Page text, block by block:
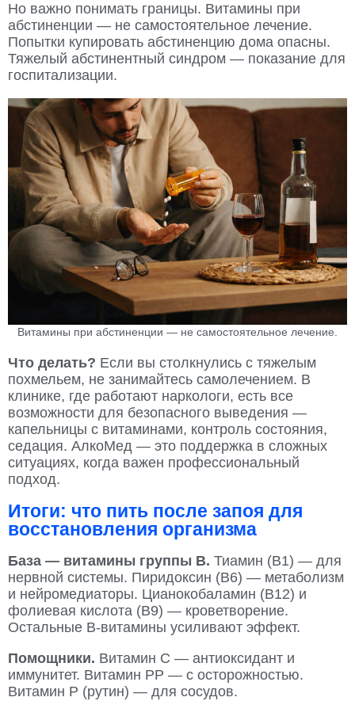
Но важно понимать границы. Витамины при
абстиненции — не самостоятельное лечение.
Попытки купировать абстиненцию дома опасны.
Тяжелый абстинентный синдром — показание для
госпитализации.
Витамины при абстиненции — не самостоятельное лечение.
Что делать? Если вы столкнулись с тяжелым
похмельем, не занимайтесь самолечением. В
клинике, где работают наркологи, есть все
возможности для безопасного выведения —
капельницы с витаминами, контроль состояния,
седация. АлкоМед — это поддержка в сложных
ситуациях, когда важен профессиональный
подход.
Итоги: что пить после запоя для
восстановления организма
База — витамины группы B. Тиамин (В1) — для
нервной системы. Пиридоксин (В6) — метаболизм
и нейромедиаторы. Цианокобаламин (В12) и
фолиевая кислота (В9) — кроветворение.
Остальные B-витамины усиливают эффект.
Помощники. Витамин C — антиоксидант и
иммунитет. Витамин PP — с осторожностью.
Витамин P (рутин) — для сосудов.